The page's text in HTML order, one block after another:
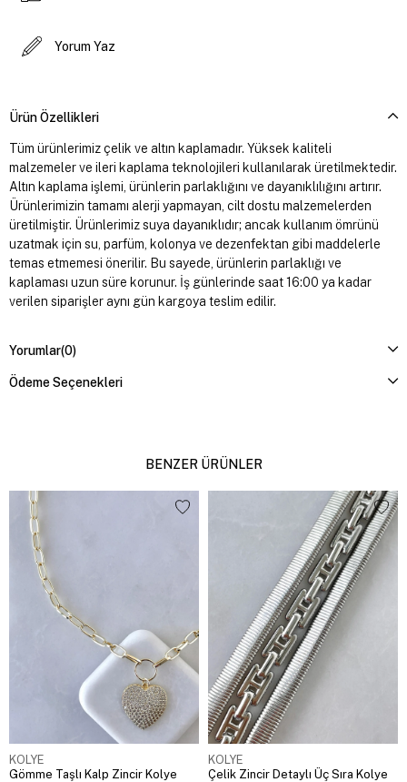
Yorum Yaz
Ürün Özellikleri
Tüm ürünlerimiz çelik ve altın kaplamadır. Yüksek kaliteli
malzemeler ve ileri kaplama teknolojileri kullanılarak üretilmektedir.
Altın kaplama işlemi, ürünlerin parlaklığını ve dayanıklılığını artırır.
Ürünlerimizin tamamı alerji yapmayan, cilt dostu malzemelerden
üretilmiştir. Ürünlerimiz suya dayanıklıdır; ancak kullanım ömrünü
uzatmak için su, parfüm, kolonya ve dezenfektan gibi maddelerle
temas etmemesi önerilir. Bu sayede, ürünlerin parlaklığı ve
kaplaması uzun süre korunur. İş günlerinde saat 16:00 ya kadar
verilen siparişler aynı gün kargoya teslim edilir.
Yorumlar(0)
Ödeme Seçenekleri
BENZER ÜRÜNLER
KOLYE
Gömme Taşlı Kalp Zincir Kolye
KOLYE
Çelik Zincir Detaylı Üç Sıra Kolye